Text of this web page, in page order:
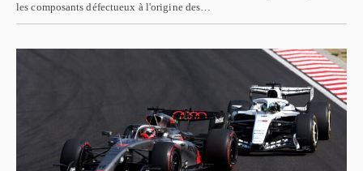
les composants défectueux à l'origine des…